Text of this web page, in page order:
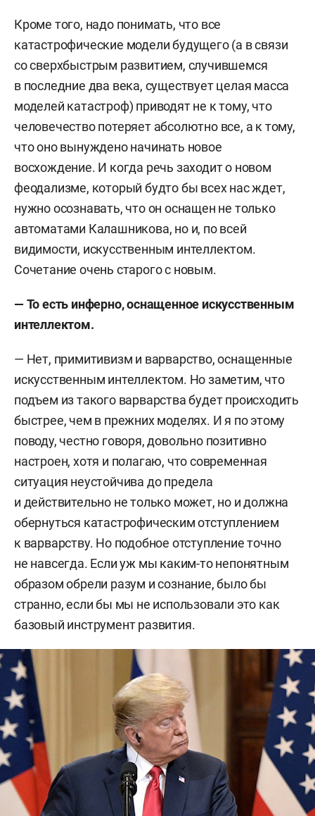
Кроме того, надо понимать, что все
катастрофические модели будущего (а в связи
со сверхбыстрым развитием, случившемся
в последние два века, существует целая масса
моделей катастроф) приводят не к тому, что
человечество потеряет абсолютно все, а к тому,
что оно вынуждено начинать новое
восхождение. И когда речь заходит о новом
феодализме, который будто бы всех нас ждет,
нужно осознавать, что он оснащен не только
автоматами Калашникова, но и, по всей
видимости, искусственным интеллектом.
Сочетание очень старого с новым.
— То есть инферно, оснащенное искусственным
интеллектом.
— Нет, примитивизм и варварство, оснащенные
искусственным интеллектом. Но заметим, что
подъем из такого варварства будет происходить
быстрее, чем в прежних моделях. И я по этому
поводу, честно говоря, довольно позитивно
настроен, хотя и полагаю, что современная
ситуация неустойчива до предела
и действительно не только может, но и должна
обернуться катастрофическим отступлением
к варварству. Но подобное отступление точно
не навсегда. Если уж мы каким-то непонятным
образом обрели разум и сознание, было бы
странно, если бы мы не использовали это как
базовый инструмент развития.